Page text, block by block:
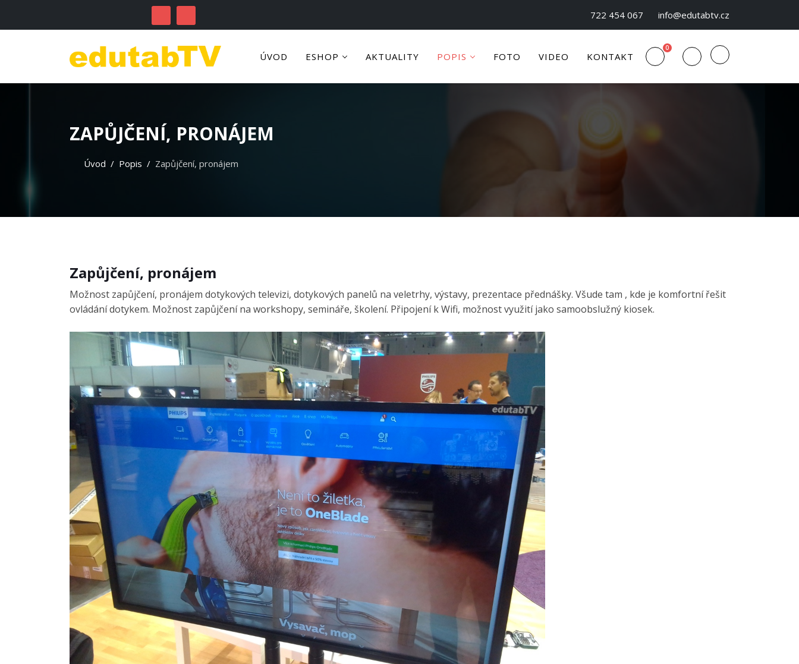
722 454 067 info@edutabtv.cz
0
ÚVOD ESHOP AKTUALITY POPIS FOTO VIDEO KONTAKT
ZAPŮJČENÍ, PRONÁJEM
Úvod Popis Zapůjčení, pronájem
Zapůjčení, pronájem
Možnost zapůjčení, pronájem dotykových televizi, dotykových panelů na veletrhy, výstavy, prezentace přednášky. Všude tam , kde je komfortní řešit
ovládání dotykem. Možnost zapůjčení na workshopy, semináře, školení. Připojení k Wifi, možnost využití jako samoobslužný kiosek.